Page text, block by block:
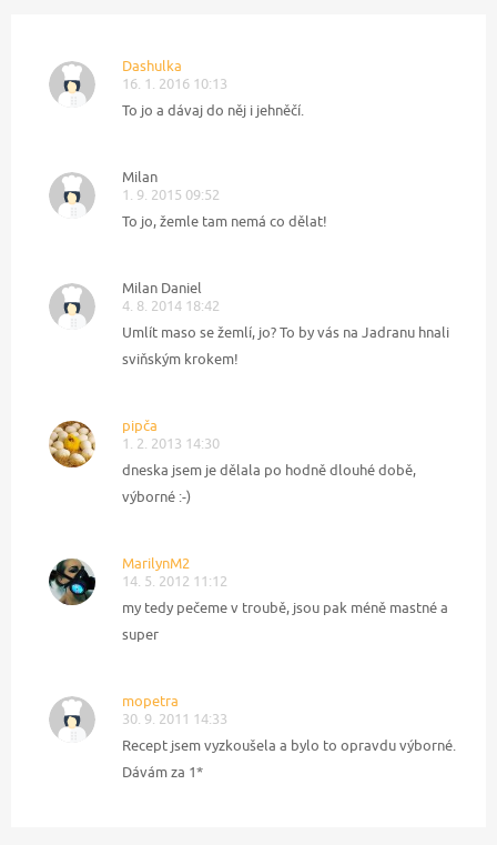
Dashulka
16. 1. 2016 10:13
To jo a dávaj do něj i jehněčí.
Milan
1. 9. 2015 09:52
To jo, žemle tam nemá co dělat!
Milan Daniel
4. 8. 2014 18:42
Umlít maso se žemlí, jo? To by vás na Jadranu hnali
sviňským krokem!
pipča
1. 2. 2013 14:30
dneska jsem je dělala po hodně dlouhé době,
výborné :-)
MarilynM2
14. 5. 2012 11:12
my tedy pečeme v troubě, jsou pak méně mastné a
super
mopetra
30. 9. 2011 14:33
Recept jsem vyzkoušela a bylo to opravdu výborné.
Dávám za 1*